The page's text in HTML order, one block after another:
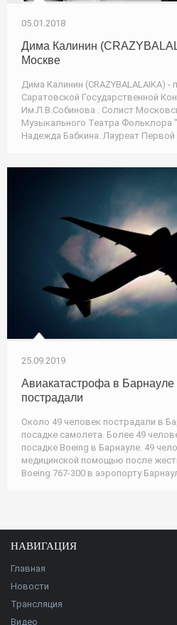
05.01.2018
Дима Калинин
Москве
Дима Калинин (CRAZYBALALAIKA)
Саратовской Государственной
Им.Л.В.Собинова . Солист
Музыкального Театра
Надежда Бабкина. Лауреат Первой
25.09.2019
Авиакатастрофа в Барнауле
пострадали
Около 49 человек пострадали в
посадке самолета. Более 49
посадке Boeing в Барнауле. 49
медицинской помощью после
Boeing 767-300 в аэропорту
НАВИГАЦИЯ
Главная
Новости
Трансляция
Видео